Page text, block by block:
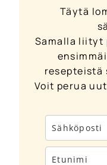
Täytä
Samalla liityt
resepteistä
Voit perua